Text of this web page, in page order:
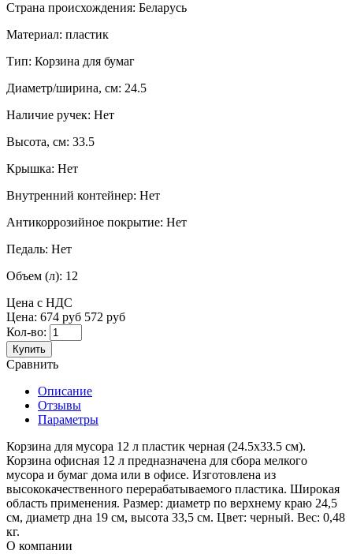
Страна происхождения: Беларусь
Материал: пластик
Тип: Корзина для бумаг
Диаметр/ширина, см: 24.5
Наличие ручек: Нет
Высота, см: 33.5
Крышка: Нет
Внутренний контейнер: Нет
Антикоррозийное покрытие: Нет
Педаль: Нет
Объем (л): 12
Цена с НДС
Цена: 674 руб 572 руб
Кол-во:
Купить
Сравнить
Описание
Отзывы
Параметры
Корзина для мусора 12 л пластик черная (24.5x33.5 см).
Корзина офисная 12 л предназначена для сбора мелкого
мусора и бумаг дома или в офисе. Изготовлена из
высококачественного перерабатываемого пластика. Широкая
область применения. Размер: диаметр по верхнему краю 24,5
см, диаметр дна 19 см, высота 33,5 см. Цвет: черный. Вес: 0,48
кг.
О компании